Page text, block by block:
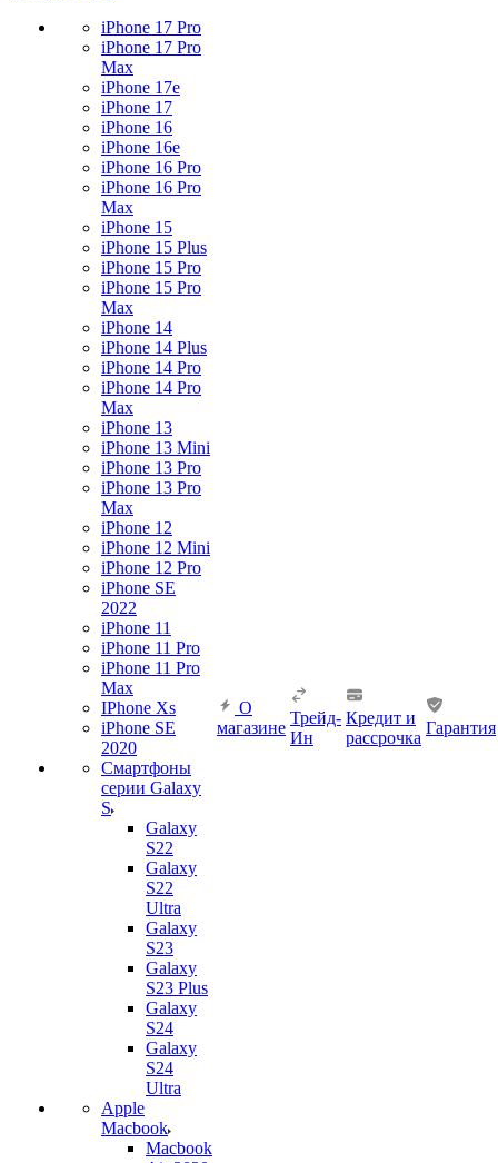
iPhone 17 Pro
iPhone 17 Pro
Max
iPhone 17e
iPhone 17
iPhone 16
iPhone 16e
iPhone 16 Pro
iPhone 16 Pro
Max
iPhone 15
iPhone 15 Plus
iPhone 15 Pro
iPhone 15 Pro
Max
iPhone 14
iPhone 14 Plus
iPhone 14 Pro
iPhone 14 Pro
Max
iPhone 13
iPhone 13 Mini
iPhone 13 Pro
iPhone 13 Pro
Max
iPhone 12
iPhone 12 Mini
iPhone 12 Pro
iPhone SE
2022
iPhone 11
iPhone 11 Pro
iPhone 11 Pro
Max
IPhone Xs
iPhone SE
2020
Смартфоны
серии Galaxy
S
Galaxy
S22
Galaxy
S22
Ultra
Galaxy
S23
Galaxy
S23 Plus
Galaxy
S24
Galaxy
S24
Ultra
Apple
Macbook
Macbook
О
магазине
Трейд-
Ин
Кредит и
рассрочка
Гарантия